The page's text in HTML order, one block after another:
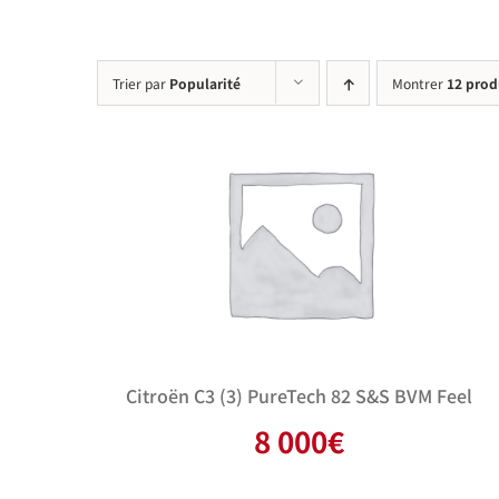
Trier par Popularité Montrer 12
Citroën C3 (3) PureTech 82 S&S BVM Feel
8 000€